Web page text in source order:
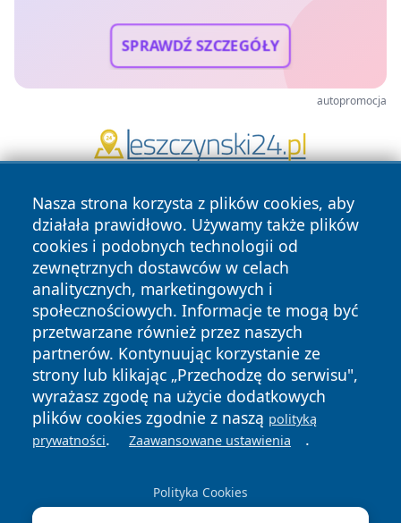
SPRAWDŹ SZCZEGÓŁY
autopromocja
Nasza strona korzysta z plików cookies, aby
działała prawidłowo. Używamy także plików
cookies i podobnych technologii od
zewnętrznych dostawców w celach
analitycznych, marketingowych i
społecznościowych. Informacje te mogą być
przetwarzane również przez naszych
partnerów. Kontynuując korzystanie ze
strony lub klikając „Przechodzę do serwisu",
wyrażasz zgodę na użycie dodatkowych
plików cookies zgodnie z naszą polityką
prywatności. Zaawansowane ustawienia .
Polityka Cookies
Copyright © 2026 portalzielonagora.pl Wszystkie prawa
zastrzeżone.
News Autorzy
Polityka
Prywatności
Polityka
Cookies